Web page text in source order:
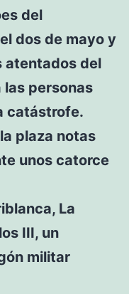
del
dos de mayo y
atentados del
las personas
catástrofe.
plaza notas
unos catorce
La
III, un
militar